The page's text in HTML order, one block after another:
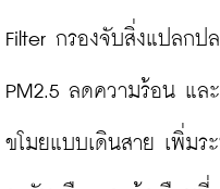
Filter กรองจับสิ่งแปลกป
PM2.5 ลดความร้อน แล
ขโมยแบบเดินสาย เพิ่ม